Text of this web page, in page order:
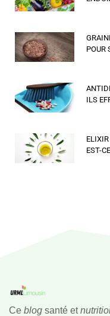
POUR
ILS
EST-
Ce blog santé et